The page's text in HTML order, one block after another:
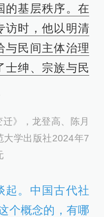
的基层秩序。在
访时，他以明清
与民间主体治理
士绅、宗族与民
迁》，龙登高、陈月
大学出版社2024年7
起。中国古代社
个概念的，有哪